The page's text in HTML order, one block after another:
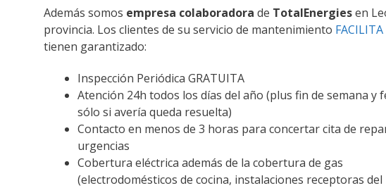
Además somos empresa colaboradora de TotalEnergiesen
provincia. Los clientes de su servicio de mantenimiento FACILITA
tienen garantizado:
Inspección Periódica GRATUITA
Atención 24h todos los días del año (plus fin de semana y
sólo si avería queda resuelta)
Contacto en menos de 3 horas para concertar cita de
urgencias
Cobertura eléctrica además de la cobertura de gas
(electrodomésticos de cocina, instalaciones receptoras del